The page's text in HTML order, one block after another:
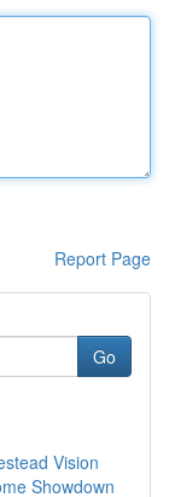
Report Page
Go
Vision
Showdown